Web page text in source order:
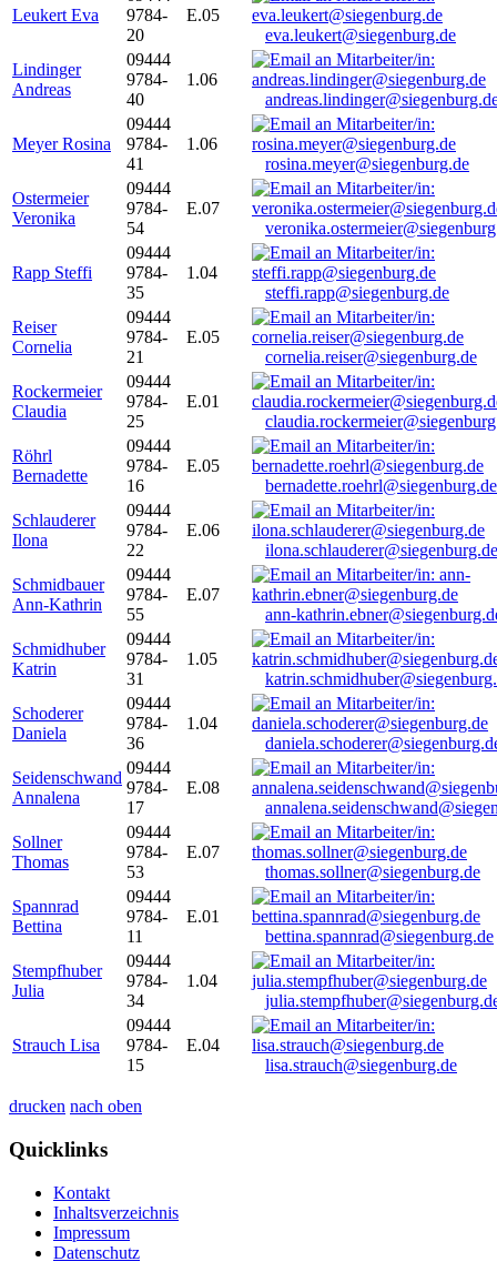
Leukert Eva
9784-
20
E.05
eva.leukert@siegenburg.de
Lindinger
Andreas
09444
9784-
40
1.06
Meyer Rosina
09444
9784-
41
1.06
rosina.meyer@siegenburg.de
Ostermeier
Veronika
09444
9784-
54
E.07
Rapp Steffi
09444
9784-
35
1.04
steffi.rapp@siegenburg.de
Reiser
Cornelia
09444
9784-
21
E.05
cornelia.reiser@siegenburg.de
Rockermeier
Claudia
09444
9784-
25
E.01
Röhrl
Bernadette
09444
9784-
16
E.05
bernadette.roehrl@siegenburg.de
Schlauderer
Ilona
09444
9784-
22
E.06
ilona.schlauderer@siegenburg.de
Schmidbauer
Ann-Kathrin
09444
9784-
55
E.07
ann-
Schmidhuber
Katrin
09444
9784-
31
1.05
Schoderer
Daniela
09444
9784-
36
1.04
Seidenschwand
Annalena
09444
9784-
17
E.08
Sollner
Thomas
09444
9784-
53
E.07
thomas.sollner@siegenburg.de
Spannrad
Bettina
09444
9784-
11
E.01
bettina.spannrad@siegenburg.de
Stempfhuber
Julia
09444
9784-
34
1.04
Strauch Lisa
09444
9784-
15
E.04
lisa.strauch@siegenburg.de
drucken nach oben
Quicklinks
Kontakt
Inhaltsverzeichnis
Impressum
Datenschutz